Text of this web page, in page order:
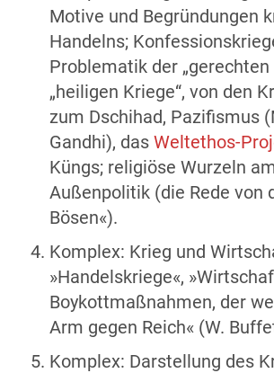
Motive und Begründungen
Handelns;
Problematik der „gerechten
„heiligen Kriege“, von den
zum Dschihad, Pazifismus
Gandhi), das Weltethos-
Küngs; religiöse Wurzeln
Außenpolitik (die Rede von
Bösen«).
Komplex: Krieg und
»Handelskriege«,
Boykottmaßnahmen, der
Arm gegen Reich« (W.
Komplex: Darstellung des